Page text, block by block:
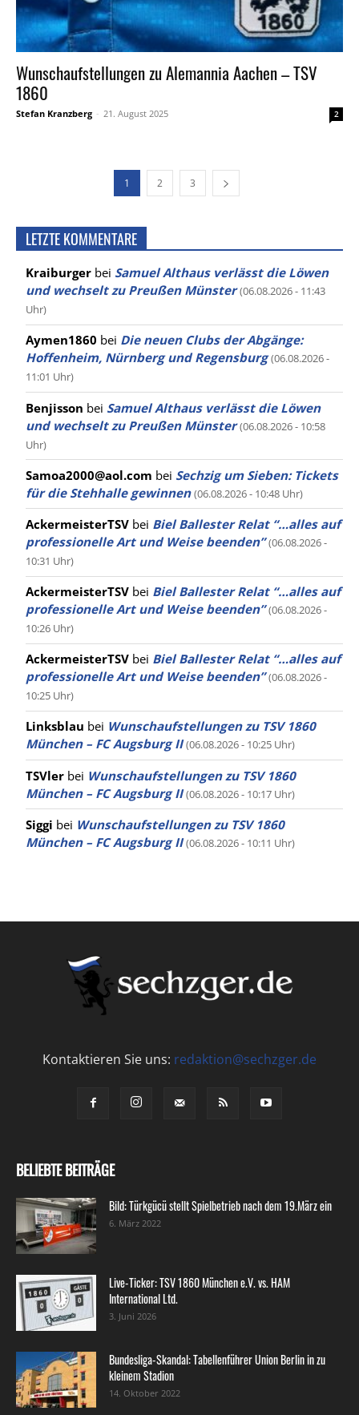
Wunschaufstellungen zu Alemannia Aachen – TSV
1860
Stefan Kranzberg - 21. August 2025 2
1 2 3
LETZTE KOMMENTARE
Kraiburger bei Samuel Althaus verlässt die Löwen
und wechselt zu Preußen Münster (06.08.2026 - 11:43
Uhr)
Aymen1860 bei Die neuen Clubs der Abgänge:
Hoffenheim, Nürnberg und Regensburg (06.08.2026 -
11:01 Uhr)
Benjisson bei Samuel Althaus verlässt die Löwen
und wechselt zu Preußen Münster (06.08.2026 - 10:58
Uhr)
Samoa2000@aol.com bei Sechzig um Sieben: Tickets
für die Stehhalle gewinnen (06.08.2026 - 10:48 Uhr)
AckermeisterTSV bei Biel Ballester Relat “…alles auf
professionelle Art und Weise beenden” (06.08.2026 -
10:31 Uhr)
AckermeisterTSV bei Biel Ballester Relat “…alles auf
professionelle Art und Weise beenden” (06.08.2026 -
10:26 Uhr)
AckermeisterTSV bei Biel Ballester Relat “…alles auf
professionelle Art und Weise beenden” (06.08.2026 -
10:25 Uhr)
Linksblau bei Wunschaufstellungen zu TSV 1860
München – FC Augsburg II (06.08.2026 - 10:25 Uhr)
TSVler bei Wunschaufstellungen zu TSV 1860
München – FC Augsburg II (06.08.2026 - 10:17 Uhr)
Siggi bei Wunschaufstellungen zu TSV 1860
München – FC Augsburg II (06.08.2026 - 10:11 Uhr)
Kontaktieren Sie uns: redaktion@sechzger.de
BELIEBTE BEITRÄGE
Bild: Türkgücü stellt Spielbetrieb nach dem 19.März ein
6. März 2022
Live-Ticker: TSV 1860 München e.V. vs. HAM
International Ltd.
3. Juni 2026
Bundesliga-Skandal: Tabellenführer Union Berlin in zu
kleinem Stadion
14. Oktober 2022